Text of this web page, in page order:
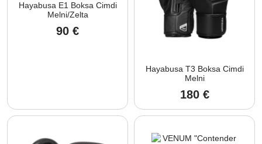
Hayabusa E1 Boksa Cimdi
Melni/Zelta
90 €
Hayabusa T3 Boksa Cimdi
Melni
180 €